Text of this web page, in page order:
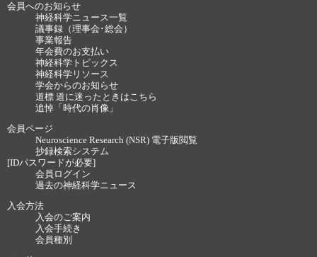
会員へのお知らせ
神経科学ニュース一覧
議事録（理事会･総会）
事業報告
年会費のお支払い
神経科学トピックス
神経科学リソース
学会からのお知らせ
道標 道に迷ったときはこちら
追悼「時代の肖像」
会員ページ
Neuroscience Research (NSR) 電子版閲覧
抄録検索システム
[IDパスワードが必要]
会員ログイン
過去の神経科学ニュース
入会方法
入会のご案内
入会手続き
会員種別